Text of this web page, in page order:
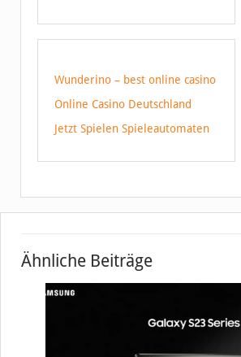
Wunderino – best online casino
Online Casino Deutschland
Jetzt Spielen Spieleautomaten
Ähnliche Beiträge